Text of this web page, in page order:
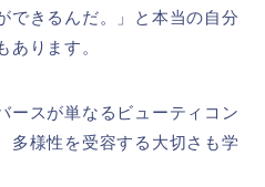
できるんだ。」と本当の自分
あります。
ースが単なるビューティコン
多様性を受容する大切さも学